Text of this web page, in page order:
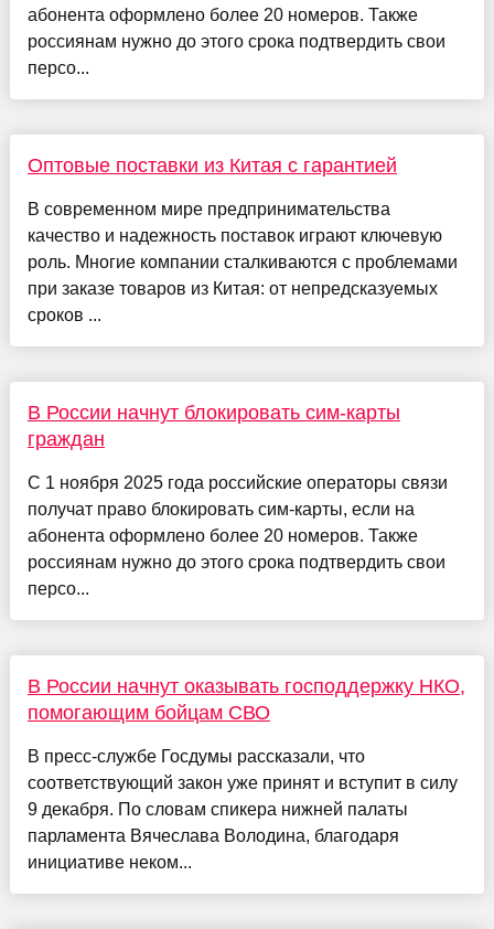
абонента оформлено более 20 номеров. Также
россиянам нужно до этого срока подтвердить свои
персо...
Оптовые поставки из Китая с гарантией
В современном мире предпринимательства
качество и надежность поставок играют ключевую
роль. Многие компании сталкиваются с проблемами
при заказе товаров из Китая: от непредсказуемых
сроков ...
В России начнут блокировать сим-карты
граждан
С 1 ноября 2025 года российские операторы связи
получат право блокировать сим-карты, если на
абонента оформлено более 20 номеров. Также
россиянам нужно до этого срока подтвердить свои
персо...
В России начнут оказывать господдержку НКО,
помогающим бойцам СВО
В пресс-службе Госдумы рассказали, что
соответствующий закон уже принят и вступит в силу
9 декабря. По словам спикера нижней палаты
парламента Вячеслава Володина, благодаря
инициативе неком...